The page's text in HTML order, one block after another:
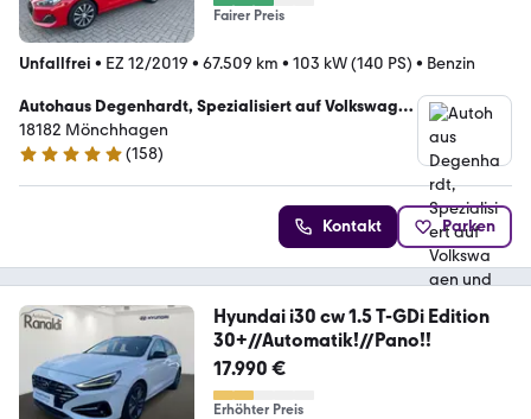
Fairer Preis
Unfallfrei • EZ 12/2019 • 67.509 km • 103 kW (140 PS) • Benzin
Autohaus Degenhardt, Spezialisiert auf Volkswagen
und Nissan
18182 Mönchhagen
4.8 Sterne
(158)
Kontakt Parken
Hyundai i30 cw 1.5 T-GDi Edition
30+//Automatik!//Pano!!
17.990 €
Erhöhter Preis